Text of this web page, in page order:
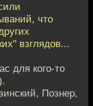
что
взглядов...
для кого-то
Познер,